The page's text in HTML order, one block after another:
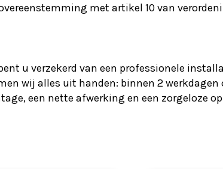
met artikel 10 van
u verzekerd van een professionele
wij alles uit handen: binnen 2
een nette afwerking en een zorgeloze